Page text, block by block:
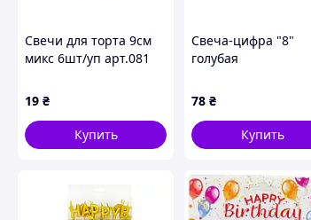
Свечи для торта 9см
микс 6шт/уп арт.081
19 ₴
Купить
Свеча-цифра "8"
голубая
78 ₴
Купить